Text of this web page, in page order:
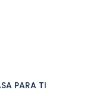
PARA TI